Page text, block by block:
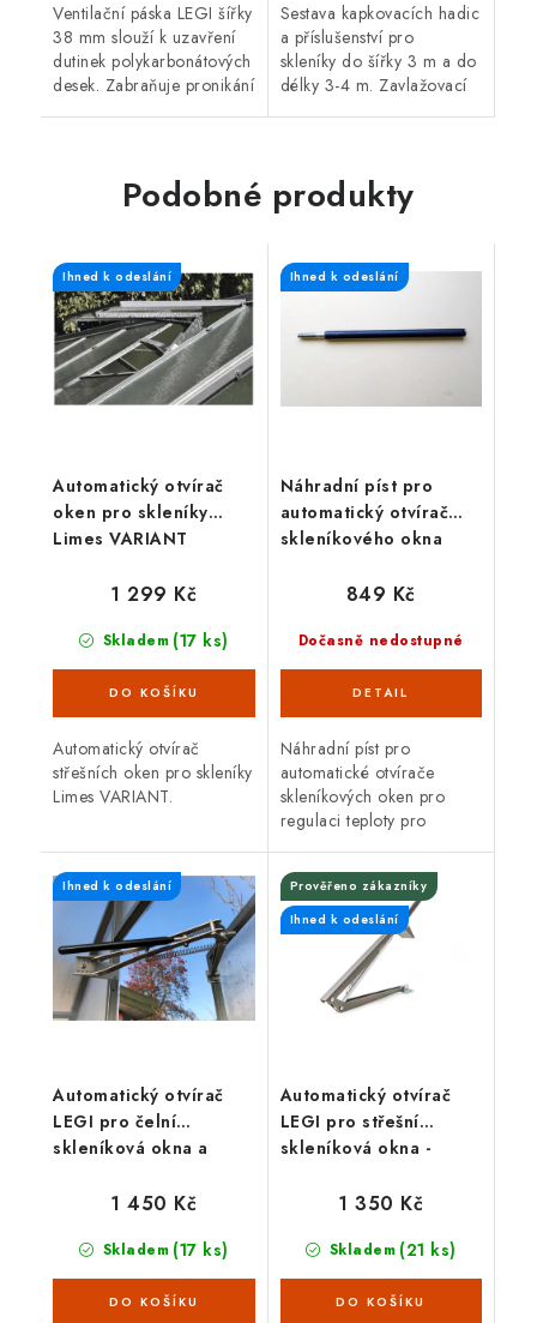
Ventilační páska LEGI šířky
38 mm slouží k uzavření
dutinek polykarbonátových
desek. Zabraňuje pronikání
Sestava kapkovacích hadic
a příslušenství pro
skleníky do šířky 3 m a do
délky 3-4 m. Zavlažovací
Podobné produkty
Automatický otvírač
oken pro skleníky
Limes VARIANT
Ihned k odeslání
Skladem (17 ks)
1 299 Kč
Automatický otvírač
střešních oken pro skleníky
Limes VARIANT.
Náhradní píst pro
automatický otvírač
skleníkového okna
Ihned k odeslání
Dočasně nedostupné
849 Kč
Náhradní píst pro
automatické otvírače
skleníkových oken pro
regulaci teploty pro
určen pro otvírače Limes
typu POV (skleníky Variant
a Primus) a...
Automatický otvírač
LEGI pro čelní
skleníková okna a
Ihned k odeslání
Skladem (17 ks)
1 450 Kč
Automatický otvírač
LEGI pro střešní
skleníková okna -
Prověřeno zákazníky
Ihned k odeslání
Skladem (21 ks)
1 350 Kč